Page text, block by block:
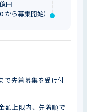
円
から募集開始）
で先着募集を受け付
額上限内、先着順で